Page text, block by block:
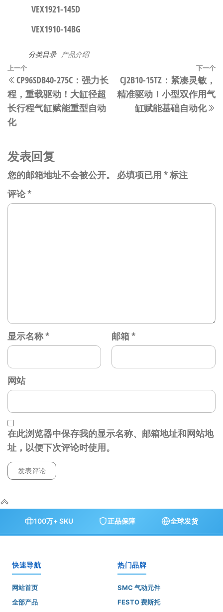
VEX1921-145D
VEX1910-14BG
分类目录 产品介绍
文
章
导
航
上
一
篇
文
章
上一个
CP96SDB40-275C：强力长
程，重载驱动！大缸径超
长行程气缸赋能重型自动
化​
下一个
​CJ2B10-15TZ：紧凑灵敏，
精准驱动！小型双作用气
缸赋能基础自动化​
发表回复
您的邮箱地址不会被公开。 必填项已用 *标注
评论*
显示名称* 邮箱*
网站
在此浏览器中保存我的显示名称、邮箱地址和网站地
址，以便下次评论时使用。
100万+ SKU 正品保障 全球发货
快速导航
网站首页
全部产品
热门品牌
SMC 气动元件
FESTO 费斯托